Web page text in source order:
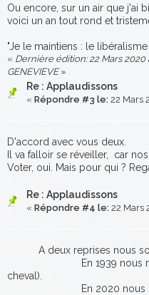
Ou encore, sur un air que j'ai
voici un an tout rond et
"Je le maintiens : le
« Dernière édition: 22 Mars 2020
GENEVIEVE»
Re : Applaudissons
« Répondre #3 le: 22 Mars
D'accord avec vous deux.
Il va falloir se réveiller, car
Voter, oui. Mais pour qui ?
Re : Applaudissons
« Répondre #4 le: 22 Mars
A deux reprises nous
En 1939 nous
cheval).
En 2020 nous